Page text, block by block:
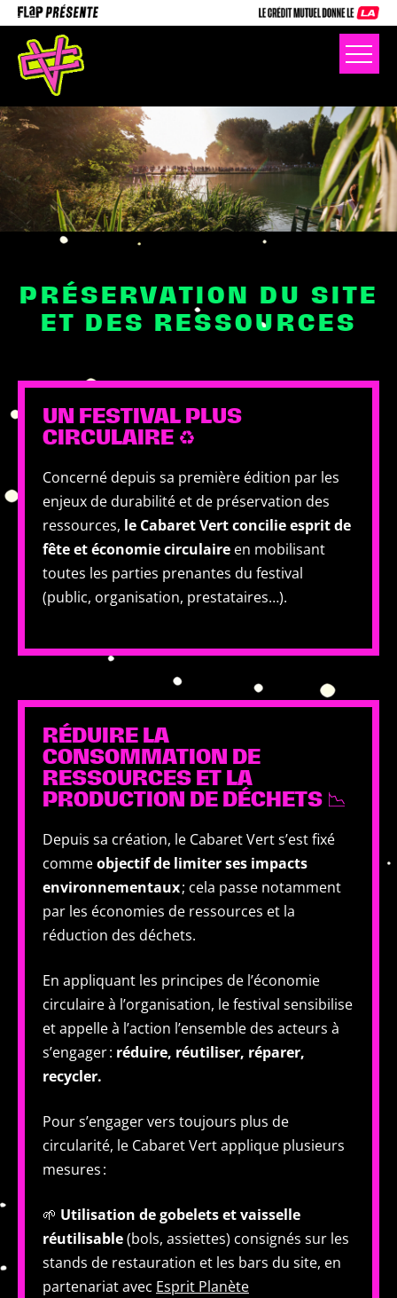
PRÉSERVATION DU SITE
ET DES RESSOURCES
UN FESTIVAL PLUS
CIRCULAIRE ♻️
Concerné depuis sa première édition par les
enjeux de durabilité et de préservation des
ressources, le Cabaret Vert concilie esprit de
fête et économie circulaire en mobilisant
toutes les parties prenantes du festival
(public, organisation, prestataires…).
RÉDUIRE LA
CONSOMMATION DE
RESSOURCES ET LA
PRODUCTION DE DÉCHETS 📉
Depuis sa création, le Cabaret Vert s’est fixé
commeobjectif de limiter ses impacts
environnementaux; cela passe notamment
par les économies de ressources et la
réduction des déchets.
En appliquant les principes de l’économie
circulaire à l’organisation, le festival sensibilise
et appelle à l’action l’ensemble des acteurs à
s’engager : réduire, réutiliser, réparer,
recycler.
Pour s’engager vers toujours plus de
circularité, le Cabaret Vert applique plusieurs
mesures :
🌱 Utilisation de gobelets et vaisselle
réutilisable(bols, assiettes) consignés sur les
stands de restauration et les bars du site, en
partenariat avec Esprit Planète